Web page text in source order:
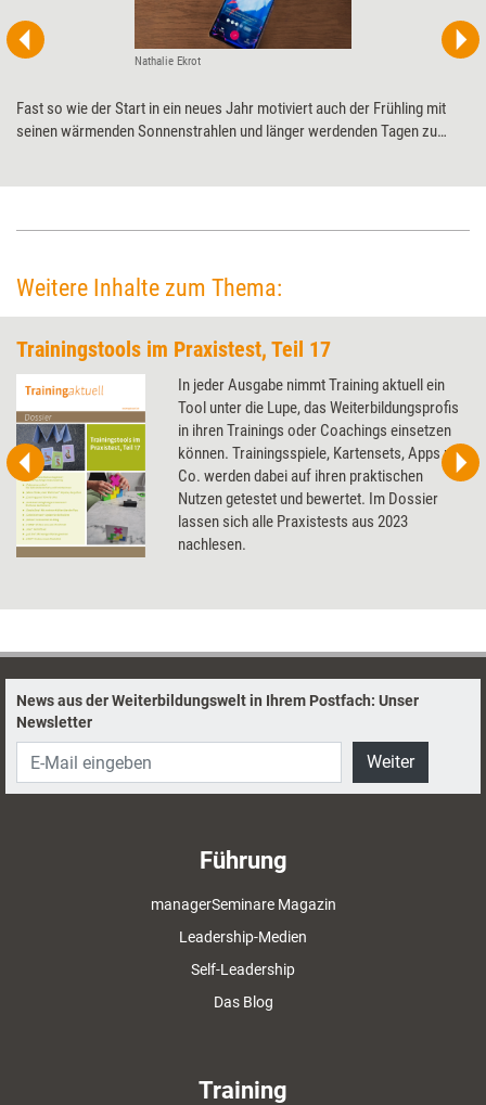
Nathalie Ekrot
Fast so wie der Start in ein neues Jahr motiviert auch der Frühling mit
seinen wärmenden Sonnenstrahlen und länger werdenden Tagen zu
Weitere Inhalte zum Thema:
Trainingstools im Praxistest, Teil 17
In jeder Ausgabe nimmt Training aktuell ein
Tool unter die Lupe, das Weiterbildungsprofis
in ihren Trainings oder Coachings einsetzen
können. Trainingsspiele, Kartensets, Apps und
Co. werden dabei auf ihren praktischen
Nutzen getestet und bewertet. Im Dossier
lassen sich alle Praxistests aus 2023
nachlesen.
News aus der Weiterbildungswelt in Ihrem Postfach: Unser
Newsletter
Weiter
Führung
managerSeminare Magazin
Leadership-Medien
Self-Leadership
Das Blog
Training